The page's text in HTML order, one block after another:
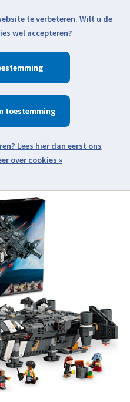
Verlanglijst
menu
Items
te verbeteren. Wilt u de
wel accepteren?
over cookies »